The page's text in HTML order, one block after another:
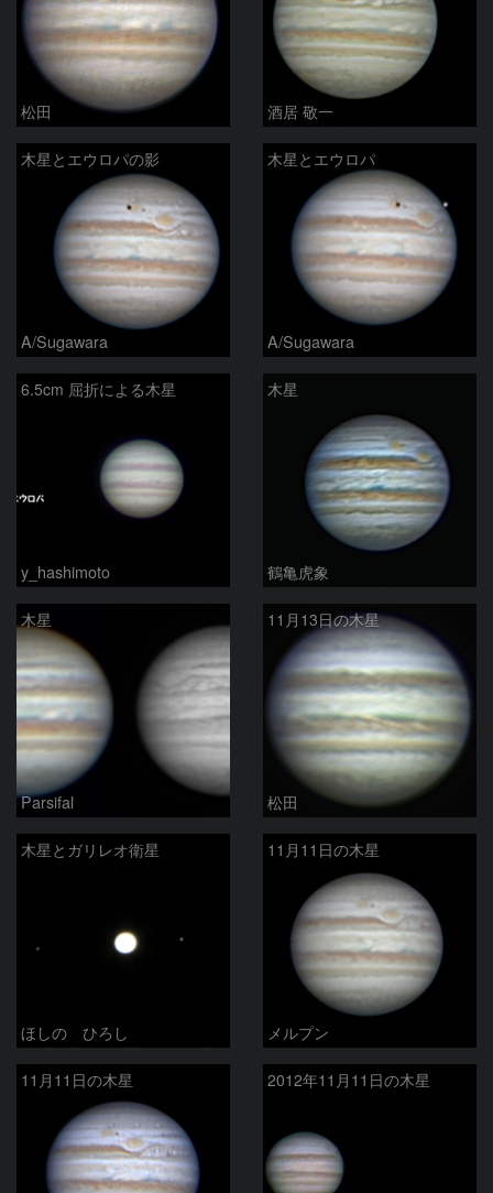
松田 酒居 敬一
木星とエウロパの影
A/Sugawara
木星とエウロパ
A/Sugawara
6.5cm 屈折による木星
y_hashimoto
木星
鶴亀虎象
木星
Parsifal
11月13日の木星
松田
木星とガリレオ衛星
ほしの ひろし
11月11日の木星
メルプン
11月11日の木星 2012年11月11日の木星